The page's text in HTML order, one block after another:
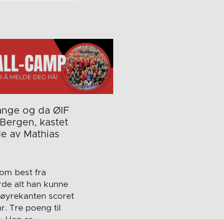
og da ØIF
kastet
av Mathias
best fra
alt han kunne
scoret
Tre poeng til